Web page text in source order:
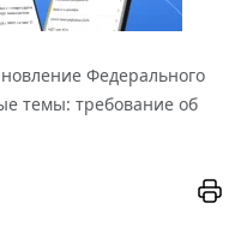
Федерального
темы: требование об